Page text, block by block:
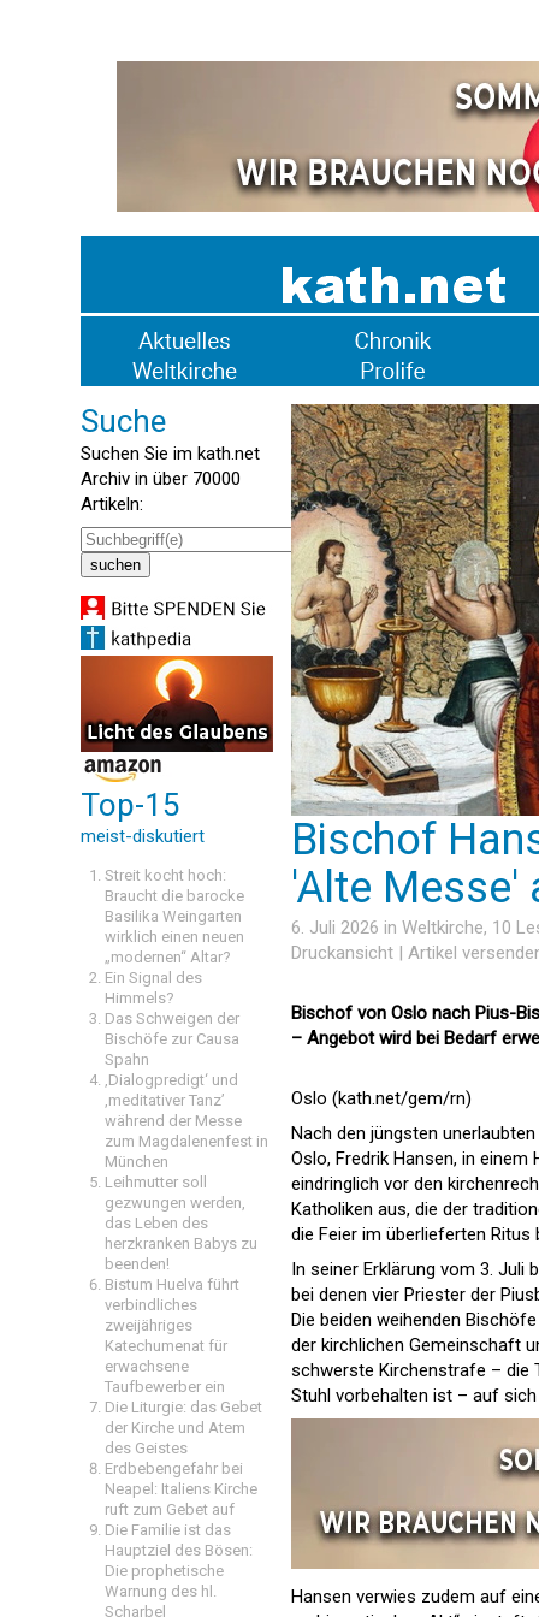
Suche
Suchen Sie im kath.net
Archiv in über 70000
Artikeln:
Top-15
meist-diskutiert
Streit kocht hoch:
Braucht die barocke
Basilika Weingarten
wirklich einen neuen
„modernen“ Altar?
Ein Signal des
Himmels?
Das Schweigen der
Bischöfe zur Causa
Spahn
‚Dialogpredigt‘ und
‚meditativer Tanz’
während der Messe
zum Magdalenenfest in
München
Leihmutter soll
gezwungen werden,
das Leben des
herzkranken Babys zu
beenden!
Bistum Huelva führt
verbindliches
zweijähriges
Katechumenat für
erwachsene
Taufbewerber ein
Die Liturgie: das Gebet
der Kirche und Atem
des Geistes
Erdbebengefahr bei
Neapel: Italiens Kirche
ruft zum Gebet auf
Die Familie ist das
Hauptziel des Bösen:
Die prophetische
Warnung des hl.
Scharbel
Bischof
'Alte Messe'
6. Juli 2026 in Weltkirche, 10
Druckansicht | Artikel
Bischof von Oslo nach Pius-
– Angebot wird bei Bedarf
Oslo (kath.net/gem/rn)
Nach den jüngsten
Oslo, Fredrik Hansen, in
eindringlich vor den
Katholiken aus, die der
die Feier im überlieferten
In seiner Erklärung vom 3. Juli
bei denen vier Priester der
Die beiden weihenden
der kirchlichen Gemeinschaft
schwerste Kirchenstrafe – die
Stuhl vorbehalten ist – auf
Hansen verwies zudem auf